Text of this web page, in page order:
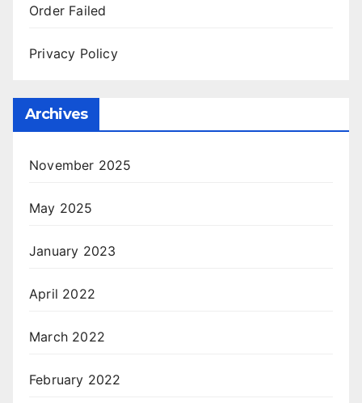
Order Failed
Privacy Policy
Archives
November 2025
May 2025
January 2023
April 2022
March 2022
February 2022